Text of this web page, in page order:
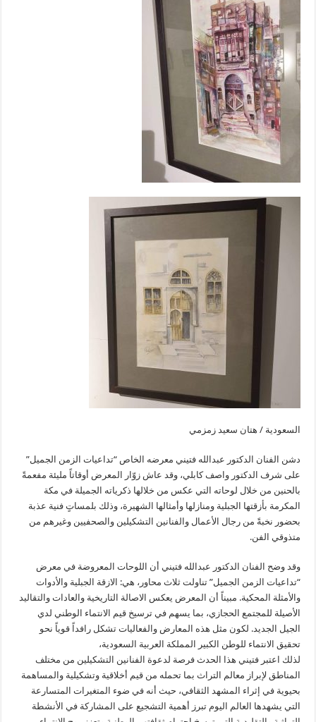
السعودية / هتان سعيد زمزمي
دشن الفنان الدكتور عبدالله فتيني معرضه الخاص “تداعيات الزمن الجميل”
على شرف الدكتور واصف كابلي، وقد عاش زوّار المعرض أوقاتاً مليئة مفعمةً
بالحنين من خلال لوحاته التي عكس من خلالها ذكرياته الجميلة في مكة
المكرمة بأزقتها الجبلية ومنازلها وأمثالها الشهيرة، وذلك بلمساتٍ فنية عذبة
بحضور نخبةً من رجال الأعمال والفنانين التشكيلين والصحفيين وغيرهم من
متذوقي الفن.
وقد وضح الفنان الدكتور عبدالله فتيني أن اللوحات المعروضة في معرض
“تداعيات الزمن الجميل” تناولت ثلاث محاور، هي: الازقة الجبلية والأدوات
والأمثلة المحكية. مبيناً أن المعرض يعكس الاصالة التاريخية والعادات والتقاليد
الأصيلة للمجتمع الحجازي، بما يسهم في ترسيخ قيم الانتماء الوطني لدي
الجيل الجديد. لكون مثل هذه المعارض والفعاليات تشكل رافداً قوياً نحو
تحقيق الانتماء للوطن الكبير المملكة العربية السعودية،
لذلك اعتبر فتيني هذا الحدث فرصة لدعوة الفنانين التشكيلين من مختلف
المناطق لإبراز معالم التراث بما تحمله من قيم أخلاقية وتشكيلية والمساهمة
بحيوية في إثراء المشهد الثقافي، حيث أنه في ضوء المتغيرات المتسارعة
التي يشهدها العالم اليوم تبرز أهمية التشجيع على المشاركة في الأنشطة